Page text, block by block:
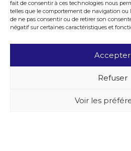
fait de consentir à ces technologies nous
telles que le comportement de navigation ou
de ne pas consentir ou de retirer son
négatif sur certaines caractéristiques et
Accepter
Refuser
Voir les